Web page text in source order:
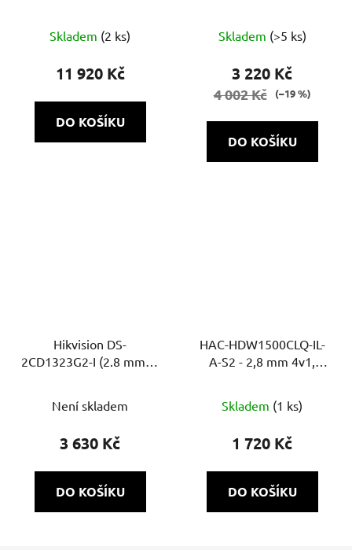
WDR, AcuSense
Skladem (2 ks)
11 920 Kč
DO KOŠÍKU
Skladem (>5 ks)
3 220 Kč
4 002 Kč (–19 %)
DO KOŠÍKU
Hikvision DS-
2CD1323G2-I (2.8 mm) –
Detection 2.0, DWDR
Není skladem
3 630 Kč
DO KOŠÍKU
HAC-HDW1500CLQ-IL-
A-S2 - 2,8 mm 4v1,
20m, DWDR, MIC, Super
Skladem (1 ks)
1 720 Kč
DO KOŠÍKU